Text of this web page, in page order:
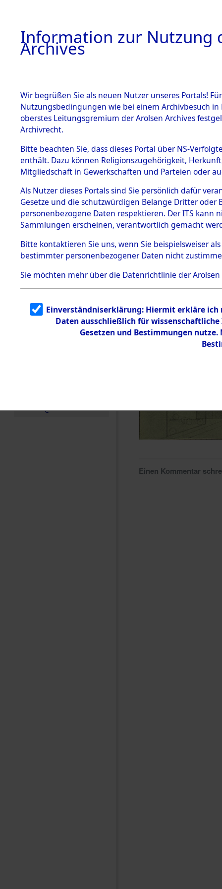
BESTÄNDE
1.
mente
5. Verschiedenes
5.3
Todesmärsche
5.3.1 Alliierte
Erhebungen
zu
Todesmärsch
en
5.3.2
g
5.3.3
Todesmärsch
e
Baden-
Mannheim
Einen Kommentar
Information zur Nutzung
Archives
Wir begrüßen Sie als neuen Nutzer unseres Portals!
Nutzungsbedingungen wie bei einem Archivbesuch
oberstes Leitungsgremium der Arolsen Archives
Archivrecht.
Bitte beachten Sie, dass dieses Portal über NS-
enthält. Dazu können Religionszugehörigkeit,
Mitgliedschaft in Gewerkschaften und Parteien oder
Als Nutzer dieses Portals sind Sie persönlich dafür
Gesetze und die schutzwürdigen Belange Dritter
personenbezogene Daten respektieren. Der ITS
Sammlungen erscheinen, verantwortlich gemacht
Bitte kontaktieren Sie uns, wenn Sie beispielsweiser
bestimmter personenbezogener Daten nicht
Sie möchten mehr über die Datenrichtlinie der Arolsen
Einverständniserklärung: Hiermit erkläre ich
Daten ausschließlich für
Gesetzen und Bestimmungen